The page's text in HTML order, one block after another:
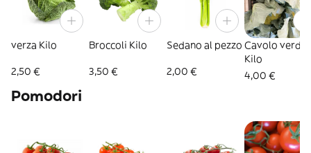
verza Kilo
2,50 €
Broccoli Kilo
3,50 €
Sedano al pezzo
2,00 €
Cavolo verde
Kilo
4,00 €
Pomodori